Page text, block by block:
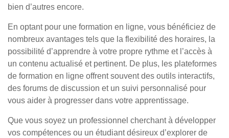
bien d’autres encore.
En optant pour une formation en ligne, vous bénéficiez de
nombreux avantages tels que la flexibilité des horaires, la
possibilité d’apprendre à votre propre rythme et l’accès à
un contenu actualisé et pertinent. De plus, les plateformes
de formation en ligne offrent souvent des outils interactifs,
des forums de discussion et un suivi personnalisé pour
vous aider à progresser dans votre apprentissage.
Que vous soyez un professionnel cherchant à développer
vos compétences ou un étudiant désireux d’explorer de